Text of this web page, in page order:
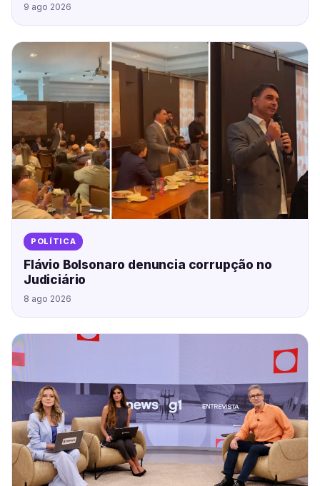
9 ago 2026
POLÍTICA
Flávio Bolsonaro denuncia corrupção no
Judiciário
8 ago 2026